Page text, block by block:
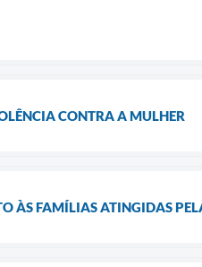
CONTRA A MULHER
ÀS FAMÍLIAS ATINGIDAS